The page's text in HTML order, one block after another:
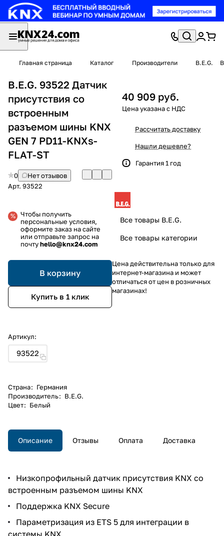
Главная страница Каталог Производители B.E.G.
B.E.G. 93522 Датчик
присутствия со
встроенным
разъемом шины KNX
GEN 7 PD11-KNXs-
FLAT-ST
0
Нет отзывов
Арт. 93522
Чтобы получить
персональные условия,
оформите заказ на сайте
или отправьте запрос на
почтуhello@knx24.com
В корзину
Купить в 1 клик
Артикул:
93522
Страна: Германия
Производитель: B.E.G.
Цвет: Белый
40 909 руб.
Рассчитать доставку
Нашли дешевле?
Гарантия 1 год
Все товары B.E.G.
Все товары категории
Цена действительна только для
интернет-магазина и может
отличаться от цен в розничных
магазинах!
Описание Отзывы Оплата Доставка
Низкопрофильный датчик присутствия KNX со
встроенным разъемом шины KNX
Поддержка KNX Secure
Параметризация из ETS 5 для интеграции в
системы KNX